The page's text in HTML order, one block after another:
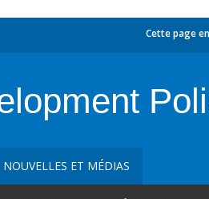
Cette page
NOUVELLES ET MÉDIAS